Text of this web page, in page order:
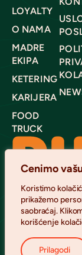
Cenimo
Koristimo
prikažemo
saobraćaj.
korišćenje
Prilagodi
LOYALTY
O NAMA
MADRE
EKIPA
KETERING
KARIJERA
FOOD
TRUCK